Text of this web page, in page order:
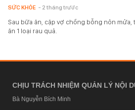
SỨC KHỎE - 2 tháng trước
Sau bữa ăn, cặp vợ chồng bỗng nôn mửa,
ăn 1 loại rau quả.
CHỊU TRÁCH NHIỆM QUẢN LÝ NỘI
Bà Nguyễn Bích Minh